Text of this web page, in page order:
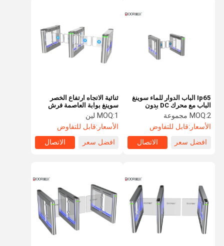
Ip65 الباب الدوار للماء سوينغ
الباب مع محرك DC بدون
فرشات 6 مجسات الأشعة تحت
الحمراء
MOQ:2 مجموعة
الأسعار:قابل للتفاوض
افضل سعر
الاتصال
ثنائية الاتجاه ارتفاع الخصر
سوينغ بوابة العاصمة فرش
السيارات MBCF
MOQ:1 لين
الأسعار:قابل للتفاوض
افضل سعر
الاتصال